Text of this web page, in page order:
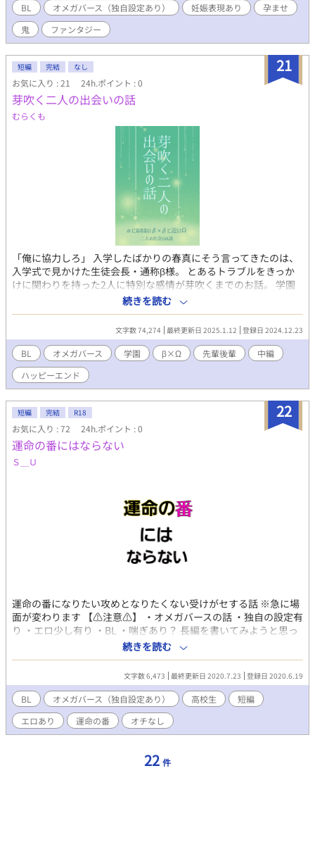
BL オメガバース（独自設定あり） 妊娠表現あり
孕ませ
鬼
ファンタジー
21
短編 完結 なし
お気に入り : 21 24h.ポイント : 0
芽吹く二人の出会いの話
むらくも
「俺に協力しろ」 入学したばかりの春真にそう言ってきたのは、
入学式で見かけた生徒会長・通称β様。 とあるトラブルをきっか
けに関わりを持った2人に特別な感情が芽吹くまでのお話。 学園
オメガバース（独自設定あり）の【αになれないβ×βに近いΩ】の
お話です。
続きを読む
文字数 74,274 最終更新日 2025.1.12 登録日 2024.12.23
BL オメガバース 学園 β×Ω 先輩後輩
中編
ハッピーエンド
22
短編 完結 R18
お気に入り : 72 24h.ポイント : 0
運命の番にはならない
Ｓ＿Ｕ
運命の番になりたい攻めとなりたくない受けがセする話 ※急に場
面が変わります 【⚠️注意⚠️】 ・オメガバースの話 ・独自の設定有
り ・エロ少し有り ・BL ・喘ぎあり？ 長編を書いてみようと思っ
て挫折したので部分的に書いたのを修正＆供養 【今まで書いたBL
のやつ】 ・弟×兄→がん攻めな弟と喘ぐ兄 ・スケベな自分を見ら
れたい→モブおじさんとすけべえなお兄さん ・ノンケがメスにさ
れる話→イケメン変質者×ノンケ高校生 ・3人で出来るわけな
い！→双子と幼馴染の３P。 ・言葉攻め→後輩×先輩。即落ちな
受け
続きを読む
文字数 6,473 最終更新日 2020.7.23 登録日 2020.6.19
BL オメガバース（独自設定あり） 高校生
短編
エロあり
運命の番 オチなし
22 件